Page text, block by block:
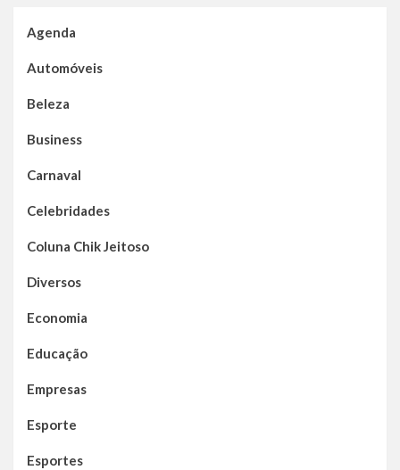
Agenda
Automóveis
Beleza
Business
Carnaval
Celebridades
Coluna Chik Jeitoso
Diversos
Economia
Educação
Empresas
Esporte
Esportes